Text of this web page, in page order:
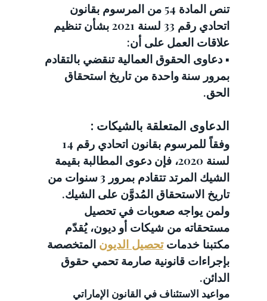
تنص المادة 54 من المرسوم بقانون
اتحادي رقم 33 لسنة 2021 بشأن تنظيم
علاقات العمل على أن:
▪️ دعاوى الحقوق العمالية تنقضي بالتقادم
بمرور سنة واحدة من تاريخ استحقاق
الحق.
الدعاوى المتعلقة بالشيكات :
لسنة 2020، فإن دعوى المطالبة بقيمة
الشيك المرتد تتقادم بمرور 3 سنوات
من
تاريخ الاستحقاق المُدوَّن على الشيك.
ولمن يواجه صعوبات في تحصيل
مستحقاته من شيكات أو ديون، يُقدّم
مكتبنا خدمات تحصيل الديون المتخصصة
بإجراءات قانونية صارمة تحمي حقوق
الدائن.
مواعيد الاستئناف في القانون الإماراتي